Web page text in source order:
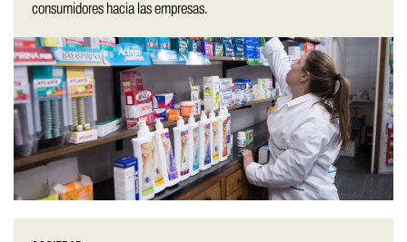
consumidores hacia las empresas.